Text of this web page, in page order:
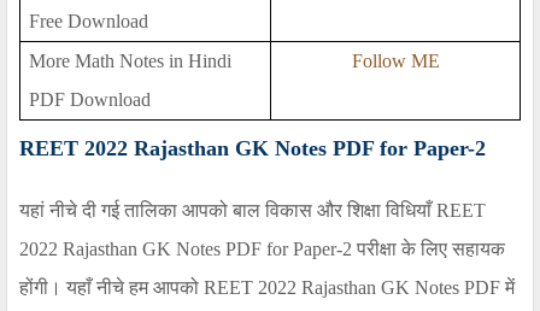
Free Download
More Math Notes in Hindi
PDF Download
Follow ME
REET 2022 Rajasthan GK Notes PDF for Paper-2
यहां नीचे दी गई तालिका आपको बाल विकास और शिक्षा विधियाँ REET
2022 Rajasthan GK Notes PDF for Paper-2 परीक्षा के लिए सहायक
होंगी। यहाँ नीचे हम आपको REET 2022 Rajasthan GK Notes PDF में